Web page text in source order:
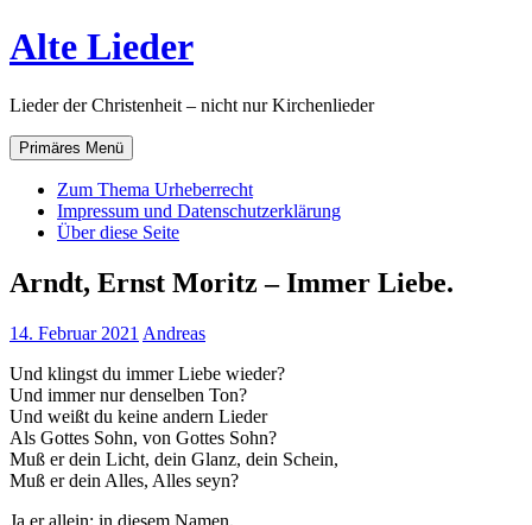
Zum
Inhalt
Alte Lieder
Lieder der Christenheit – nicht nur Kirchenlieder
Primäres Menü
Zum Thema Urheberrecht
Impressum und Datenschutzerklärung
Über diese Seite
Arndt, Ernst Moritz – Immer Liebe.
14. Februar 2021 Andreas
Und klingst du immer Liebe wieder?
Und immer nur denselben Ton?
Und weißt du keine andern Lieder
Als Gottes Sohn, von Gottes Sohn?
Muß er dein Licht, dein Glanz, dein Schein,
Muß er dein Alles, Alles seyn?
Ja er allein: in diesem Namen,